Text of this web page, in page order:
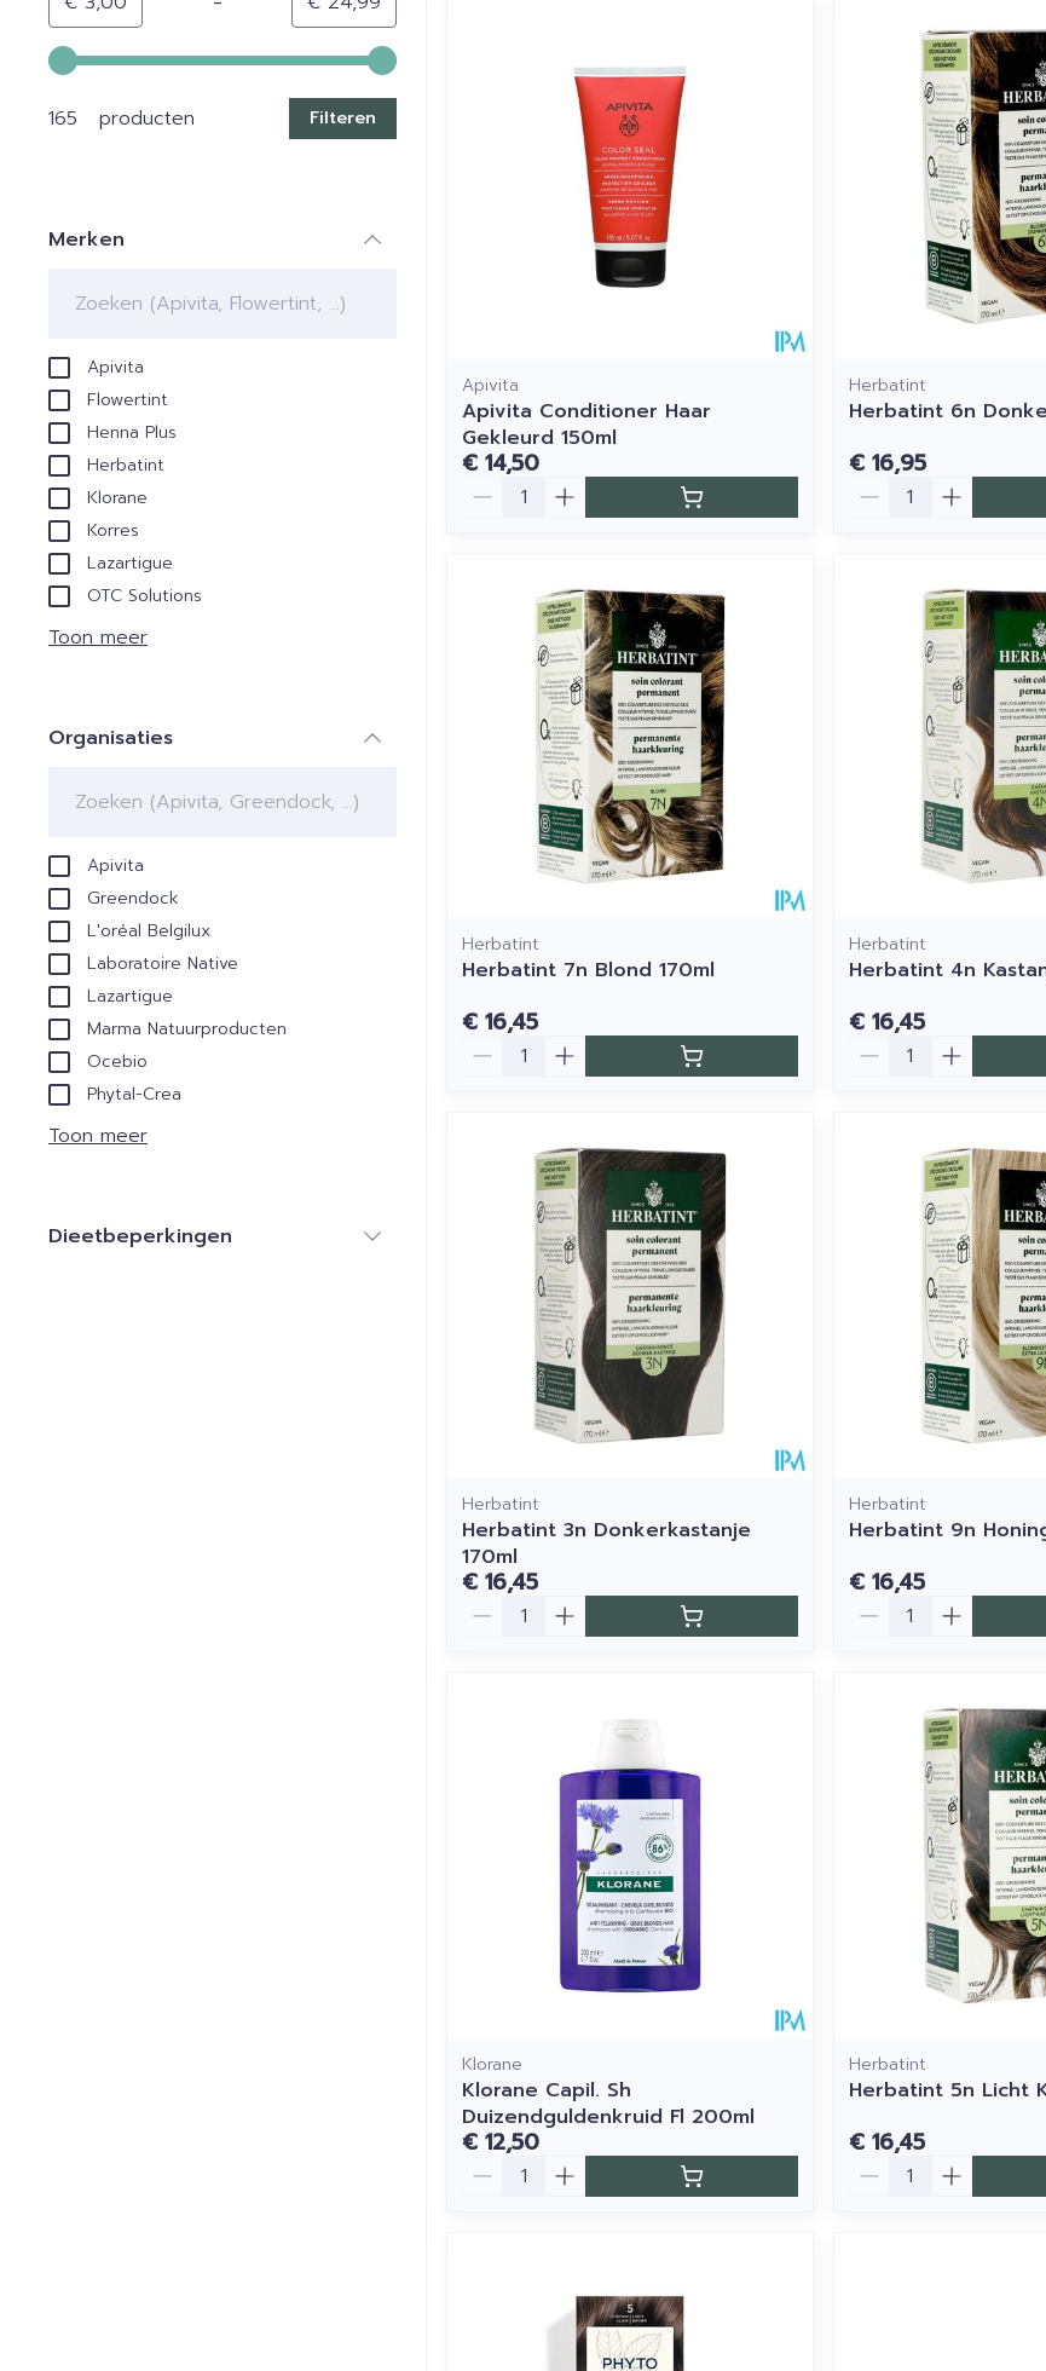
Gebruik de pijltjestoetsen links en rechts om de minimale en maximale prijswaarden aan te passen.
165 producten
Filteren
Merken
Apivita
Flowertint
Henna Plus
Herbatint
Klorane
Korres
Lazartigue
OTC Solutions
Toon meer
Organisaties
Apivita
Greendock
L'oréal Belgilux
Laboratoire Native
Lazartigue
Marma Natuurproducten
Ocebio
Phytal-Crea
Toon meer
Dieetbeperkingen
Apivita
Apivita Conditioner Haar
Gekleurd 150ml
€ 14,50
Aantal
Herbatint
Herbatint 6n
€ 16,95
Aantal
Herbatint
Herbatint 7n Blond 170ml
€ 16,45
Aantal
Herbatint
Herbatint 4n
€ 16,45
Aantal
Herbatint
Herbatint 3n Donkerkastanje
170ml
€ 16,45
Aantal
Herbatint
Herbatint 9n
€ 16,45
Aantal
Klorane
Klorane Capil. Sh
Duizendguldenkruid Fl 200ml
€ 12,50
Aantal
Herbatint
Herbatint 5n Licht
€ 16,45
Aantal